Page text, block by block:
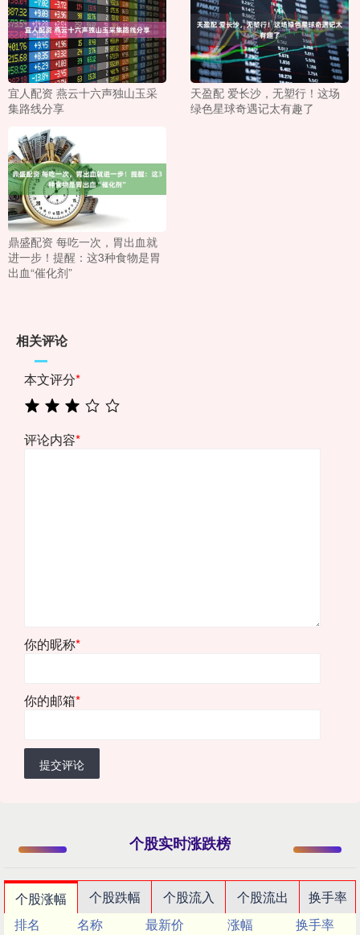
宜人配资 燕云十六声独山玉采
集路线分享
天盈配 爱长沙，无塑行！这场
绿色星球奇遇记太有趣了
鼎盛配资 每吃一次，胃出血就
进一步！提醒：这3种食物是胃
出血“催化剂”
相关评论
本文评分*
评论内容*
你的昵称*
你的邮箱*
提交评论
个股实时涨跌榜
个股涨幅 个股跌幅 个股流入 个股流出
换手率
排名
名称 最新价 涨幅
换手率